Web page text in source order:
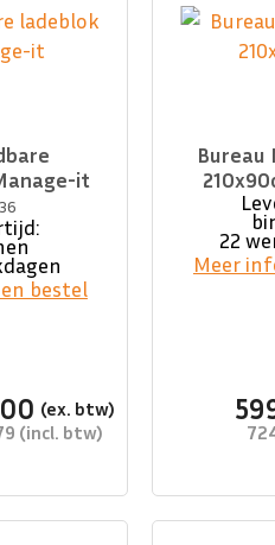
it
bestel
Bureau
22
Meer